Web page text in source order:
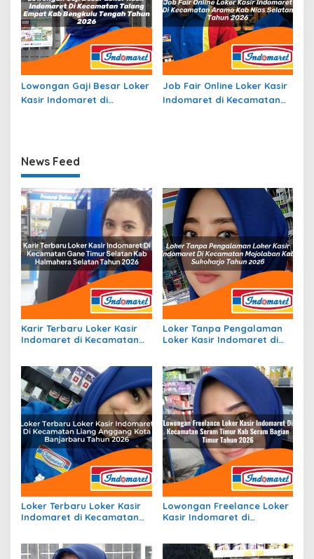
Lowongan Gaji Besar Loker
Kasir Indomaret di
Job Fair Online Loker Kasir
Indomaret di Kecamatan
News Feed
Karir Terbaru Loker Kasir
Indomaret di Kecamatan
2026
Loker Tanpa Pengalaman
Loker Kasir Indomaret di
Loker Terbaru Loker Kasir
Indomaret di Kecamatan
Lowongan Freelance Loker
Kasir Indomaret di
Tahun 2026